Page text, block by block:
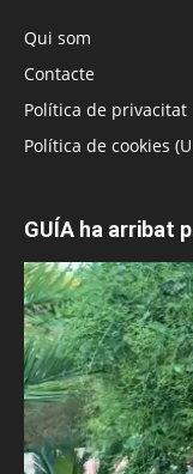
Qui som
Contacte
Política de privacitat
Política de cookies
GUÍA ha arribat
Reproductor
de
vídeo